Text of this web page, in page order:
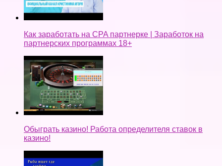
Как заработать на CPA партнерке | Заработок на
партнерских программах 18+
Обыграть казино! Работа определителя ставок в
казино!